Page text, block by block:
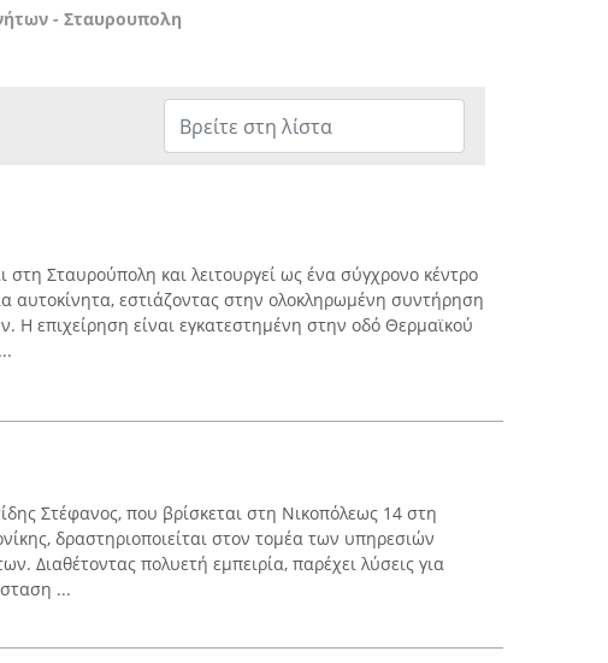
- Σταυρουπολη
στη Σταυρούπολη και λειτουργεί ως ένα σύγχρονο κέντρο
αυτοκίνητα, εστιάζοντας στην ολοκληρωμένη συντήρηση
Η επιχείρηση είναι εγκατεστημένη στην οδό Θερμαϊκού
Στέφανος, που βρίσκεται στη Νικοπόλεως 14 στη
δραστηριοποιείται στον τομέα των υπηρεσιών
Διαθέτοντας πολυετή εμπειρία, παρέχει λύσεις για
...